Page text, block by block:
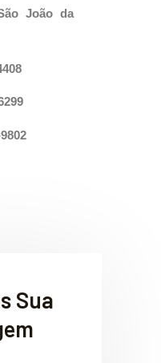
João da
Sua